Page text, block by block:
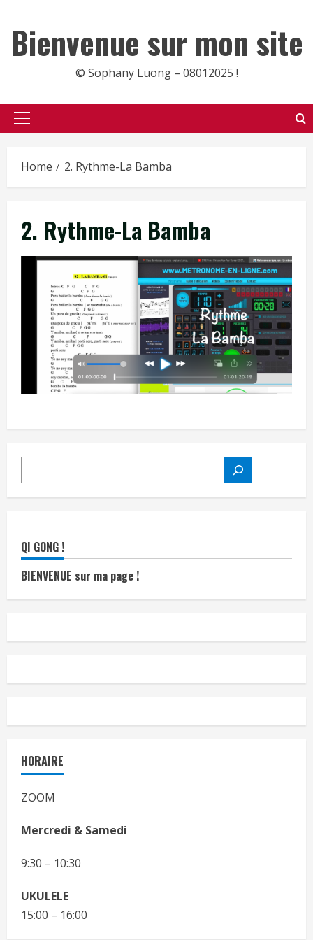
content
Bienvenue sur mon site
© Sophany Luong – 08012025 !
Primary
Home 2. Rythme-La Bamba
2. Rythme-La Bamba
QI GONG !
BIENVENUE sur ma page !
HORAIRE
ZOOM
Mercredi & Samedi
9:30 – 10:30
UKULELE
15:00 – 16:00